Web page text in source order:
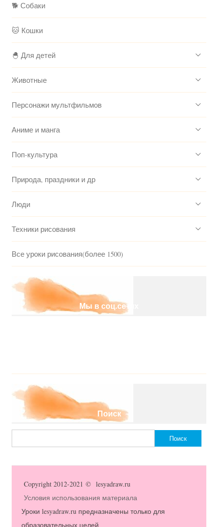
🐕 Собаки
🐱 Кошки
🐣 Для детей
Животные
Персонажи мультфильмов
Аниме и манга
Поп-культура
Природа, праздники и др
Люди
Техники рисования
Все уроки рисования(более 1500)
Мы в соц.сетях
Поиск
Copyright 2012-2021 © lesyadraw.ru
Условия использования материала
Уроки lesyadraw.ru предназначены только для
образовательных целей